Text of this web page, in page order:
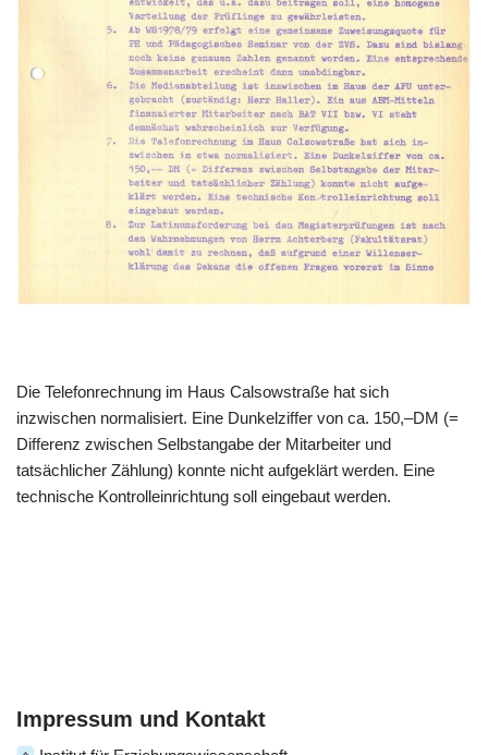
Die Telefonrechnung im Haus Calsowstraße hat sich
inzwischen normalisiert. Eine Dunkelziffer von ca. 150,–DM (=
Differenz zwischen Selbstangabe der Mitarbeiter und
tatsächlicher Zählung) konnte nicht aufgeklärt werden. Eine
technische Kontrolleinrichtung soll eingebaut werden.
Impressum und Kontakt